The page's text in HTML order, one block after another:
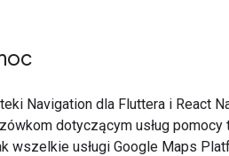
Navigation dla Fluttera i React
dotyczącym usług
wszelkie usługi Google Maps